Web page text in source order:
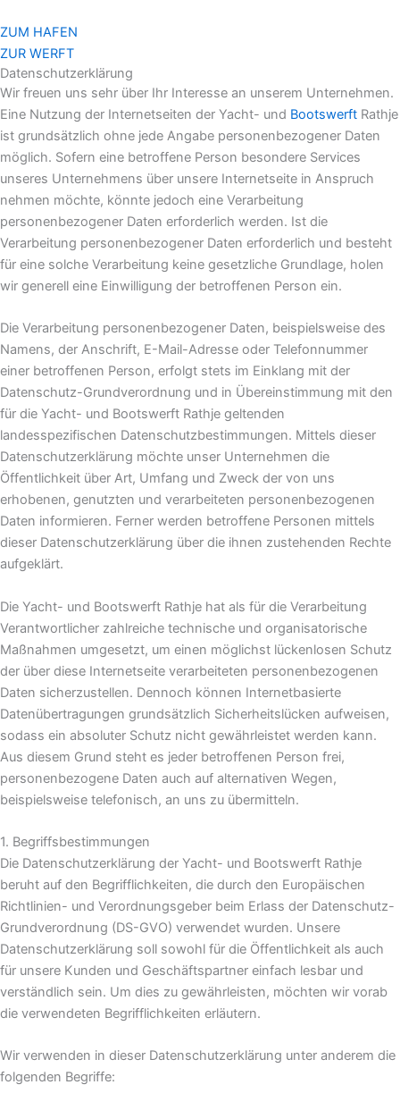
Inhalt
springen
ZUM HAFEN
ZUR WERFT
Datenschutzerklärung
Wir freuen uns sehr über Ihr Interesse an unserem Unternehmen.
Eine Nutzung der Internetseiten der Yacht- und Bootswerft Rathje
ist grundsätzlich ohne jede Angabe personenbezogener Daten
möglich. Sofern eine betroffene Person besondere Services
unseres Unternehmens über unsere Internetseite in Anspruch
nehmen möchte, könnte jedoch eine Verarbeitung
personenbezogener Daten erforderlich werden. Ist die
Verarbeitung personenbezogener Daten erforderlich und besteht
für eine solche Verarbeitung keine gesetzliche Grundlage, holen
wir generell eine Einwilligung der betroffenen Person ein.
Die Verarbeitung personenbezogener Daten, beispielsweise des
Namens, der Anschrift, E-Mail-Adresse oder Telefonnummer
einer betroffenen Person, erfolgt stets im Einklang mit der
Datenschutz-Grundverordnung und in Übereinstimmung mit den
für die Yacht- und Bootswerft Rathje geltenden
landesspezifischen Datenschutzbestimmungen. Mittels dieser
Datenschutzerklärung möchte unser Unternehmen die
Öffentlichkeit über Art, Umfang und Zweck der von uns
erhobenen, genutzten und verarbeiteten personenbezogenen
Daten informieren. Ferner werden betroffene Personen mittels
dieser Datenschutzerklärung über die ihnen zustehenden Rechte
aufgeklärt.
Die Yacht- und Bootswerft Rathje hat als für die Verarbeitung
Verantwortlicher zahlreiche technische und organisatorische
Maßnahmen umgesetzt, um einen möglichst lückenlosen Schutz
der über diese Internetseite verarbeiteten personenbezogenen
Daten sicherzustellen. Dennoch können Internetbasierte
Datenübertragungen grundsätzlich Sicherheitslücken aufweisen,
sodass ein absoluter Schutz nicht gewährleistet werden kann.
Aus diesem Grund steht es jeder betroffenen Person frei,
personenbezogene Daten auch auf alternativen Wegen,
beispielsweise telefonisch, an uns zu übermitteln.
1. Begriffsbestimmungen
Die Datenschutzerklärung der Yacht- und Bootswerft Rathje
beruht auf den Begrifflichkeiten, die durch den Europäischen
Richtlinien- und Verordnungsgeber beim Erlass der Datenschutz-
Grundverordnung (DS-GVO) verwendet wurden. Unsere
Datenschutzerklärung soll sowohl für die Öffentlichkeit als auch
für unsere Kunden und Geschäftspartner einfach lesbar und
verständlich sein. Um dies zu gewährleisten, möchten wir vorab
die verwendeten Begrifflichkeiten erläutern.
Wir verwenden in dieser Datenschutzerklärung unter anderem die
folgenden Begriffe: